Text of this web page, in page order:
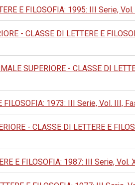
E FILOSOFIA: 1995: III Serie,
- CLASSE DI LETTERE E
SUPERIORE - CLASSE DI
FILOSOFIA: 1973: III Serie, Vol. III,
- CLASSE DI LETTERE E
E FILOSOFIA: 1987: III Serie, Vol.